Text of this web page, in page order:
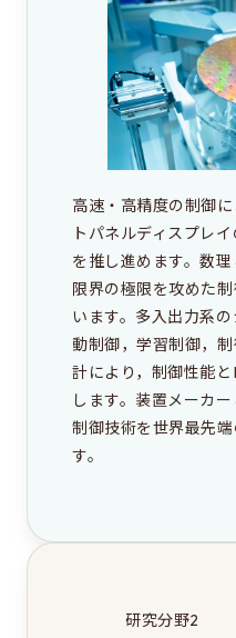
高速・高精度の制御
トパネルディスプレ
を推し進めます。数
限界の極限を攻めた
います。多入出力系
動制御，学習制御，
計により，制御性能
します。装置メーカ
制御技術を世界最先
す。
研究分野2